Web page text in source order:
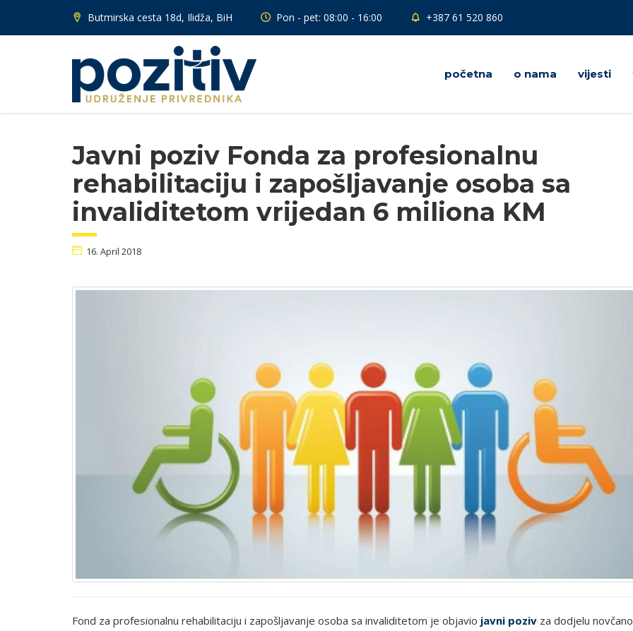
Butmirska cesta 18d, Ilidža, BiH Pon - pet: 08:00 - 16:00 +387 61 520 860
početna o nama vijesti
Javni poziv Fonda za profesionalnu
rehabilitaciju i zapošljavanje osoba sa
invaliditetom vrijedan 6 miliona KM
16. April 2018
Fond za profesionalnu rehabilitaciju i zapošljavanje osoba sa invaliditetom je objavio javni poziv za dodjelu